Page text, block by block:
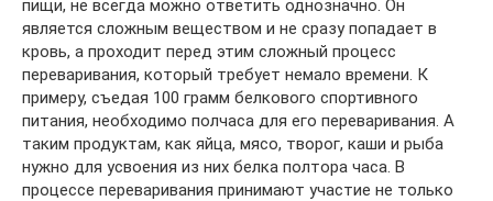
пищи, не всегда можно ответить однозначно. Он
является сложным веществом и не сразу попадает в
кровь, а проходит перед этим сложный процесс
переваривания, который требует немало времени. К
примеру, съедая 100 грамм белкового спортивного
питания, необходимо полчаса для его переваривания. А
таким продуктам, как яйца, мясо, творог, каши и рыба
нужно для усвоения из них белка полтора часа. В
процессе переваривания принимают участие не только